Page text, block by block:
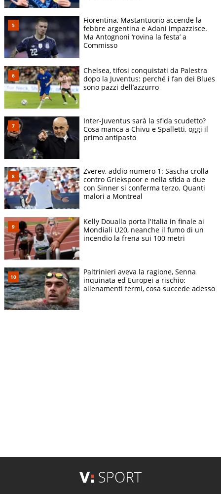
Fiorentina, Mastantuono accende la
febbre argentina e Adani impazzisce.
Ma Antognoni ‘rovina la festa’ a
Commisso
Chelsea, tifosi conquistati da Palestra
dopo la Juventus: perché i fan dei Blues
sono pazzi dell’azzurro
Inter-Juventus sarà la sfida scudetto?
Cosa manca a Chivu e Spalletti, oggi il
primo antipasto
Zverev, addio numero 1: Sascha crolla
contro Griekspoor e nella sfida a due
con Sinner si conferma terzo. Quanti
malori a Montreal
Kelly Doualla porta l'Italia in finale ai
Mondiali U20, neanche il fumo di un
incendio la frena sui 100 metri
Paltrinieri aveva la ragione, Senna
inquinata ed Europei a rischio:
allenamenti fermi, cosa succede adesso